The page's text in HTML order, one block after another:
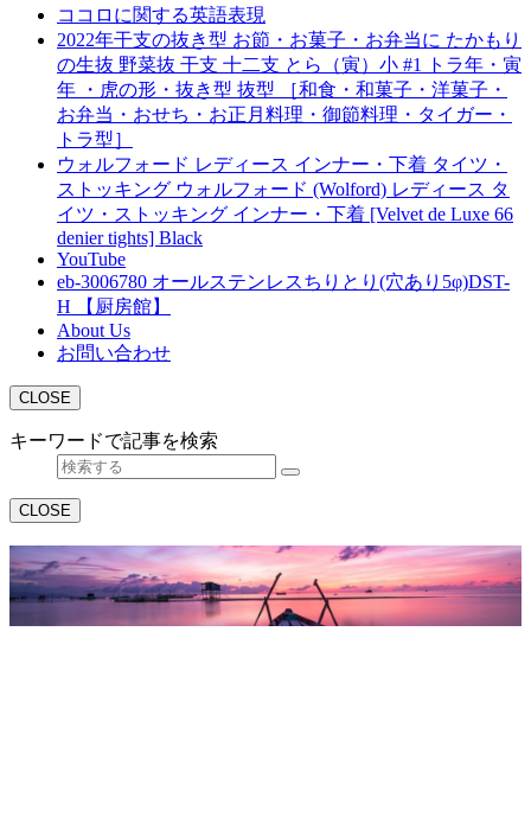
ココロに関する英語表現
2022年干支の抜き型 お節・お菓子・お弁当に たかもり
の生抜 野菜抜 干支 十二支 とら（寅）小 #1 トラ年・寅
年 ・虎の形・抜き型 抜型 ［和食・和菓子・洋菓子・
お弁当・おせち・お正月料理・御節料理・タイガー・
トラ型］
ウォルフォード レディース インナー・下着 タイツ・
ストッキング ウォルフォード (Wolford) レディース タ
イツ・ストッキング インナー・下着 [Velvet de Luxe 66
denier tights] Black
YouTube
eb-3006780 オールステンレスちりとり(穴あり5φ)DST-
H 【厨房館】
About Us
お問い合わせ
CLOSE
キーワードで記事を検索
CLOSE